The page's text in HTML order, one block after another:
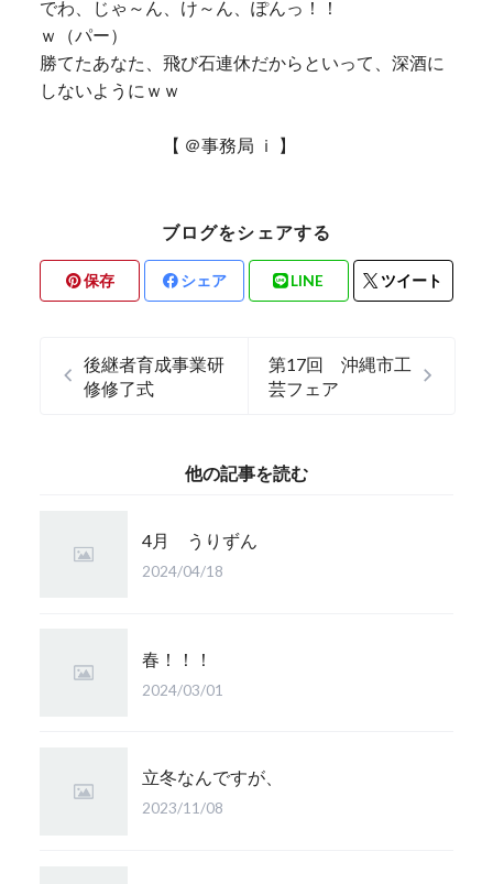
でわ、じゃ～ん、け～ん、ぽんっ！！
ｗ（パー）
勝てたあなた、飛び石連休だからといって、深酒に
しないようにｗｗ
【 ＠事務局 ｉ 】
ブログをシェアする
保存 シェア LINE ツイート
後継者育成事業研
修修了式
第17回 沖縄市工
芸フェア
他の記事を読む
4月 うりずん
2024/04/18
春！！！
2024/03/01
立冬なんですが、
2023/11/08